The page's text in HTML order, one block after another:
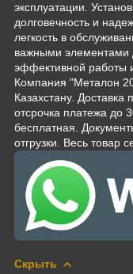
эксплуатации.
долговечность и
легкость в
важными элементами
эффективной работы
Компания "Металон
Казахстану.
отсрочка платежа до
бесплатная.
отгрузки. Весь товар
Скрыть